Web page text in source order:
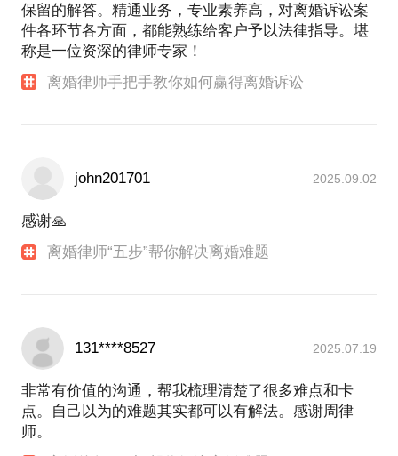
保留的解答。精通业务，专业素养高，对离婚诉讼案
件各环节各方面，都能熟练给客户予以法律指导。堪
称是一位资深的律师专家！
离婚律师手把手教你如何赢得离婚诉讼
john201701 2025.09.02
感谢🙏
离婚律师“五步”帮你解决离婚难题
131****8527 2025.07.19
非常有价值的沟通，帮我梳理清楚了很多难点和卡
点。自己以为的难题其实都可以有解法。感谢周律
师。